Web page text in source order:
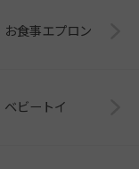
お食事エプロン
ベビートイ